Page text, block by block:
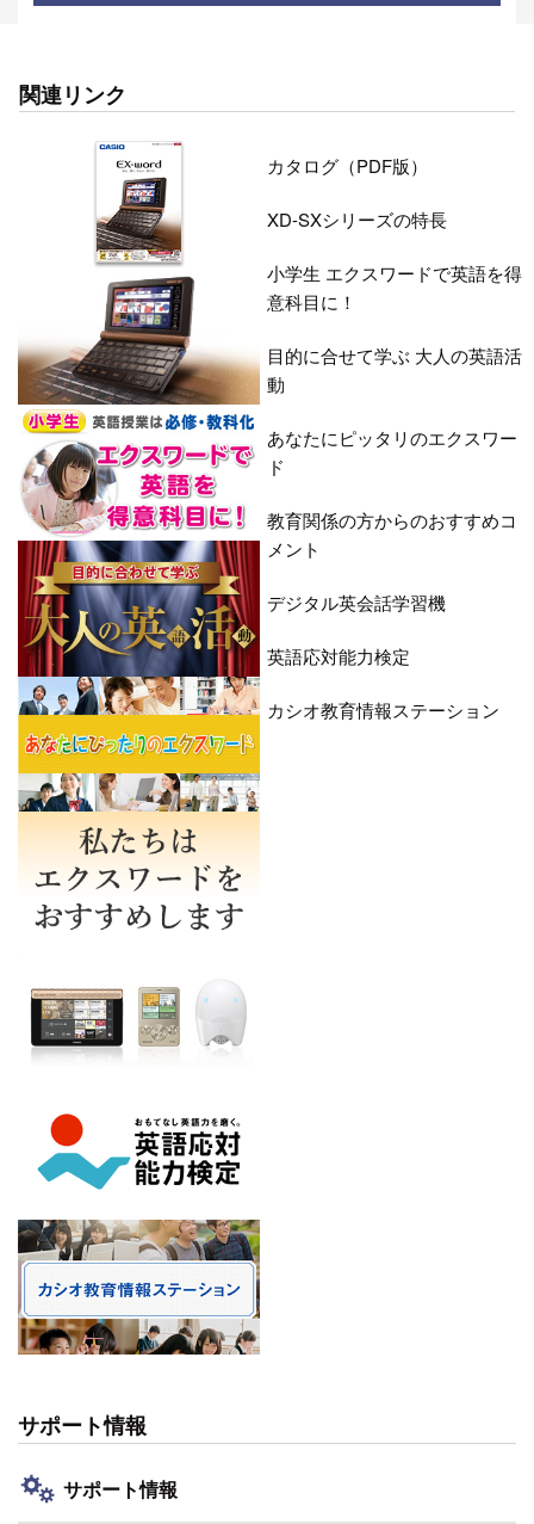
関連リンク
カタログ（PDF版）
XD-SXシリーズの特長
小学生 エクスワードで英語を得
意科目に！
目的に合せて学ぶ 大人の英語活
動
あなたにピッタリのエクスワー
ド
教育関係の方からのおすすめコ
メント
デジタル英会話学習機
英語応対能力検定
カシオ教育情報ステーション
サポート情報
サポート情報